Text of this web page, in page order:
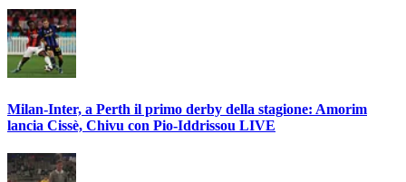
Milan-Inter, a Perth il primo derby della stagione: Amorim
lancia Cissè, Chivu con Pio-Iddrissou LIVE